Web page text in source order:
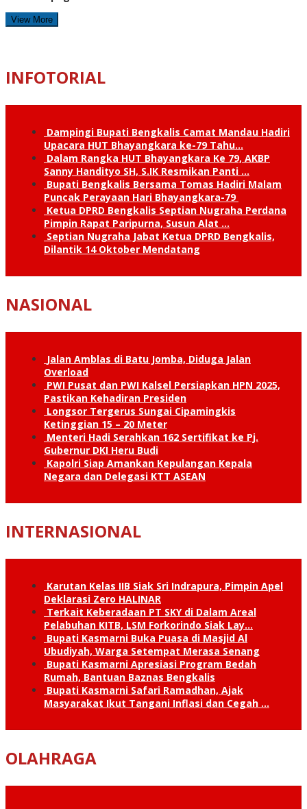
View More
INFOTORIAL
Dampingi Bupati Bengkalis Camat Mandau Hadiri
Upacara HUT Bhayangkara ke-79 Tahu…
Dalam Rangka HUT Bhayangkara Ke 79, AKBP
Sanny Handityo SH, S.IK Resmikan Panti …
Bupati Bengkalis Bersama Tomas Hadiri Malam
Puncak Perayaan Hari Bhayangkara-79
Ketua DPRD Bengkalis Septian Nugraha Perdana
Pimpin Rapat Paripurna, Susun Alat …
Septian Nugraha Jabat Ketua DPRD Bengkalis,
Dilantik 14 Oktober Mendatang
NASIONAL
Jalan Amblas di Batu Jomba, Diduga Jalan
Overload
PWI Pusat dan PWI Kalsel Persiapkan HPN 2025,
Pastikan Kehadiran Presiden
Longsor Tergerus Sungai Cipamingkis
Ketinggian 15 – 20 Meter
Menteri Hadi Serahkan 162 Sertifikat ke Pj.
Gubernur DKI Heru Budi
Kapolri Siap Amankan Kepulangan Kepala
Negara dan Delegasi KTT ASEAN
INTERNASIONAL
Karutan Kelas IIB Siak Sri Indrapura, Pimpin Apel
Deklarasi Zero HALINAR
Terkait Keberadaan PT SKY di Dalam Areal
Pelabuhan KITB, LSM Forkorindo Siak Lay…
Bupati Kasmarni Buka Puasa di Masjid Al
Ubudiyah, Warga Setempat Merasa Senang
Bupati Kasmarni Apresiasi Program Bedah
Rumah, Bantuan Baznas Bengkalis
Bupati Kasmarni Safari Ramadhan, Ajak
Masyarakat Ikut Tangani Inflasi dan Cegah …
OLAHRAGA